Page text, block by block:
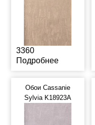
3360
Подробнее
Обои Cassanie
Sylvia K18923A